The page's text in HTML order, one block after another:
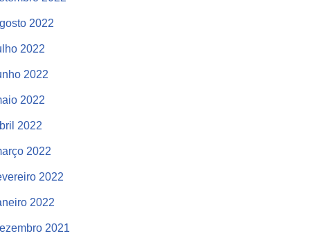
2022
2022
2022
2022
2022
2022
2022
2022
2021